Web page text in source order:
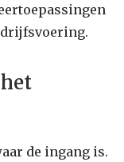
de ingang is.